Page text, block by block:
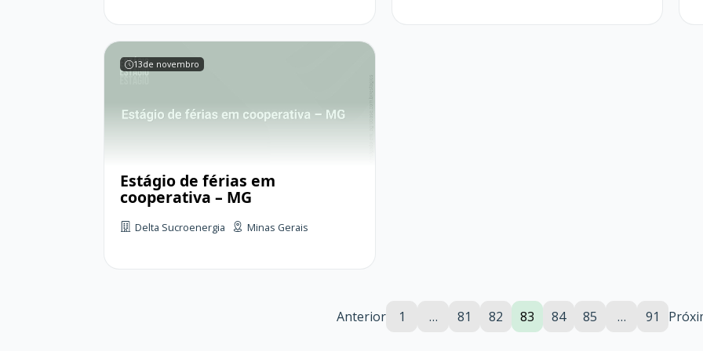
13de novembro
Estágio de férias em
cooperativa – MG
Delta Sucroenergia Minas Gerais
Anterior 1 … 81 82 83 84 85 … 91